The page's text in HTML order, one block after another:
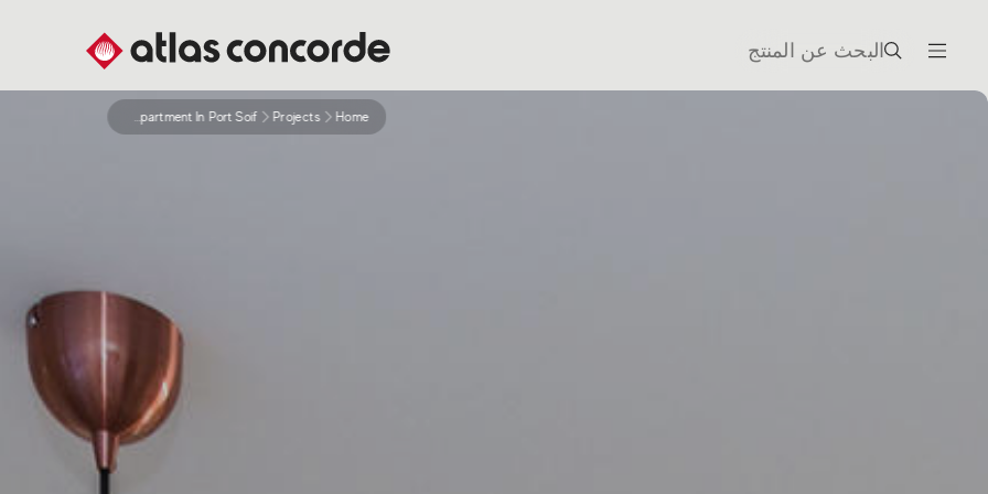
البحث عن المنتج
Home
Projects
Private Apartment In Port Soif